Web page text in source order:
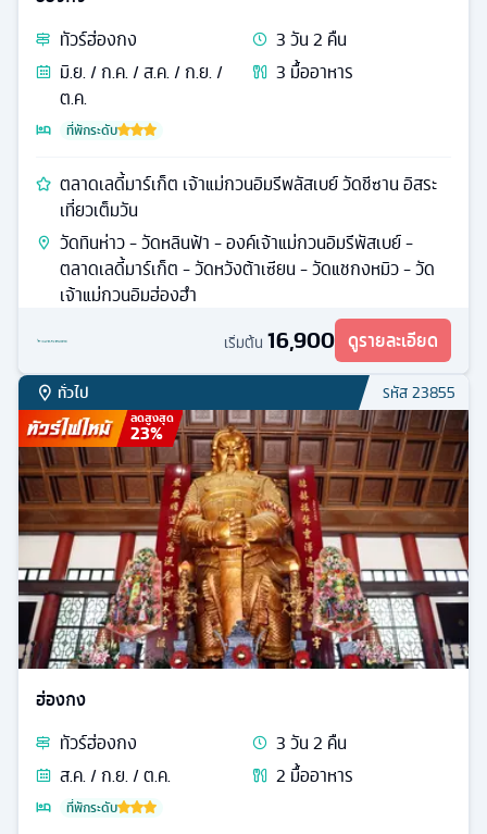
ทัวร์ฮ่องกง 3วัน2 คืน
มิ.ย. / ก.ค. / ส.ค. / ก.ย. /
ต.ค.
3 มื้ออาหาร
ที่พักระดับ
ตลาดเลดี้มาร์เก็ต เจ้าแม่กวนอิมรีพลัสเบย์ วัดชีซาน อิสระ
เที่ยวเต็มวัน
วัดทินห่าว - วัดหลินฟ้า - องค์เจ้าแม่กวนอิมรีพัสเบย์ -
ตลาดเลดี้มาร์เก็ต - วัดหวังต้าเซียน - วัดแชกงหมิว - วัด
เจ้าแม่กวนอิมฮ่องฮำ
เริ่มต้น 16,900 ดูรายละเอียด
ทั่วไป รหัส23855
ลดสูงสุด
23%
ฮ่องกง
ทัวร์ฮ่องกง 3วัน2 คืน
ส.ค. / ก.ย. / ต.ค.
2 มื้ออาหาร
ที่พักระดับ